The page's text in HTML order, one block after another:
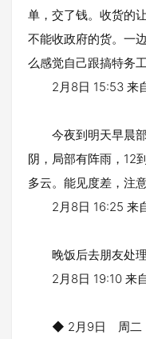
单，交了钱。收货的
不能收政府的货。一
么感觉自己跟搞特务工
2月8日 15:53 来
今夜到明天早晨部
阴，局部有阵雨，12
多云。能见度差，注
2月8日 16:25 来
晚饭后去朋友处理
2月8日 19:10 来自
◆ 2月9日 周二